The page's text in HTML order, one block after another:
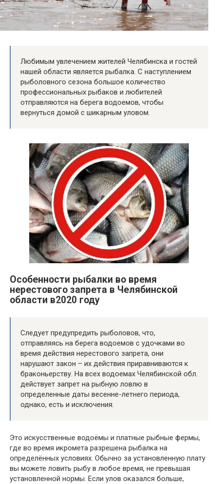
Любимым увлечением жителей Челябинска и гостей
нашей области является рыбалка. С наступлением
рыболовного сезона большое количество
профессиональных рыбаков и любителей
отправляются на берега водоемов, чтобы
вернуться домой с шикарным уловом.
Особенности рыбалки во время
нерестового запрета в Челябинской
области в2020 году
Следует предупредить рыболовов, что,
отправляясь на берега водоемов с удочками во
время действия нерестового запрета, они
нарушают закон – их действия приравниваются к
браконьерству. На всех водоемах Челябинской обл.
действует запрет на рыбную ловлю в
определенные даты весенне-летнего периода,
однако, есть и исключения.
Это искусственные водоёмы и платные рыбные фермы,
где во время икромета разрешена рыбалка на
определённых условиях. Обычно за установленную плату
вы можете ловить рыбу в любое время, не превышая
установленной нормы. Если улов оказался больше,